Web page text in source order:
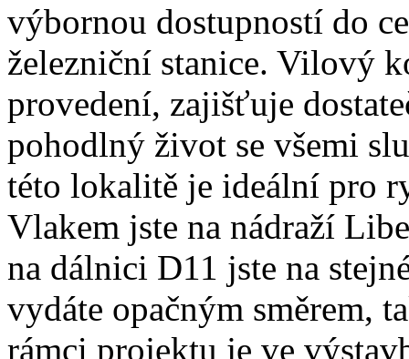
výbornou dostupností do
železniční stanice. Vilový
provedení, zajišťuje
pohodlný život se všemi
této lokalitě je ideální pro
Vlakem jste na nádraží
na dálnici D11 jste na
vydáte opačným směrem,
rámci projektu je ve